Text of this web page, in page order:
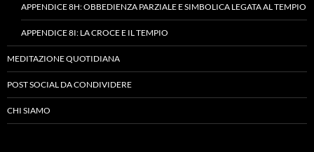
APPENDICE 8H: OBBEDIENZA PARZIALE E SIMBOLICA LEGATA AL TEMPIO
APPENDICE 8I: LA CROCE E IL TEMPIO
MEDITAZIONE QUOTIDIANA
POST SOCIAL DA CONDIVIDERE
CHI SIAMO